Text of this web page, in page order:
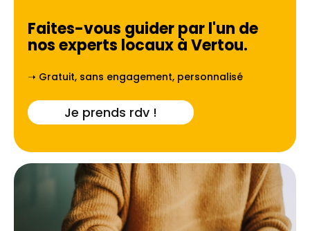
Faites-vous guider par l'un de
nos experts locaux àVertou.
➝ Gratuit, sans engagement, personnalisé
Je prends rdv !